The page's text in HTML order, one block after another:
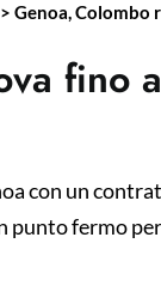
> Genoa, Colombo
fino
con un
fermo